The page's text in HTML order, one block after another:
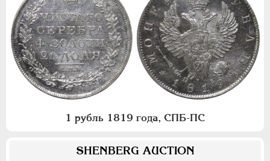
1 рубль 1819 года, СПБ-ПС
SHENBERG AUCTION